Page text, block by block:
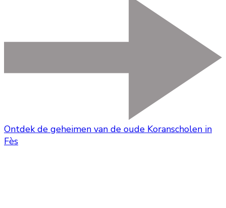
Ontdek de geheimen van de oude Koranscholen in
Fès